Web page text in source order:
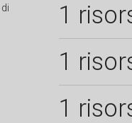
di 1
1
1